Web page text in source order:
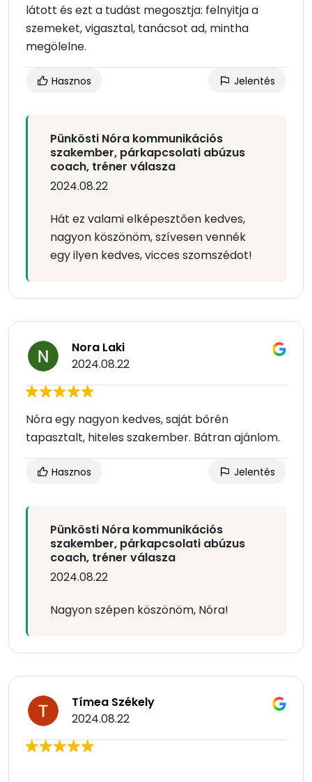
látott és ezt a tudást megosztja: felnyitja a
szemeket, vigasztal, tanácsot ad, mintha
megölelne.
Hasznos Jelentés
Pünkösti Nóra kommunikációs
szakember, párkapcsolati abúzus
coach, tréner válasza
2024.08.22
Hát ez valami elképesztően kedves,
nagyon köszönöm, szívesen vennék
egy ilyen kedves, vicces szomszédot!
Nora Laki
2024.08.22
Nóra egy nagyon kedves, saját bőrén
tapasztalt, hiteles szakember. Bátran ajánlom.
Hasznos Jelentés
Pünkösti Nóra kommunikációs
szakember, párkapcsolati abúzus
coach, tréner válasza
2024.08.22
Nagyon szépen köszönöm, Nóra!
Tímea Székely
2024.08.22